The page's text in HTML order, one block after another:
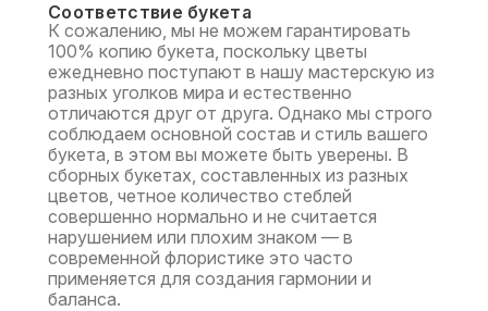
Соответствие букета
К сожалению, мы не можем гарантировать
100% копию букета, поскольку цветы
ежедневно поступают в нашу мастерскую из
разных уголков мира и естественно
отличаются друг от друга. Однако мы строго
соблюдаем основной состав и стиль вашего
букета, в этом вы можете быть уверены. В
сборных букетах, составленных из разных
цветов, четное количество стеблей
совершенно нормально и не считается
нарушением или плохим знаком — в
современной флористике это часто
применяется для создания гармонии и
баланса.